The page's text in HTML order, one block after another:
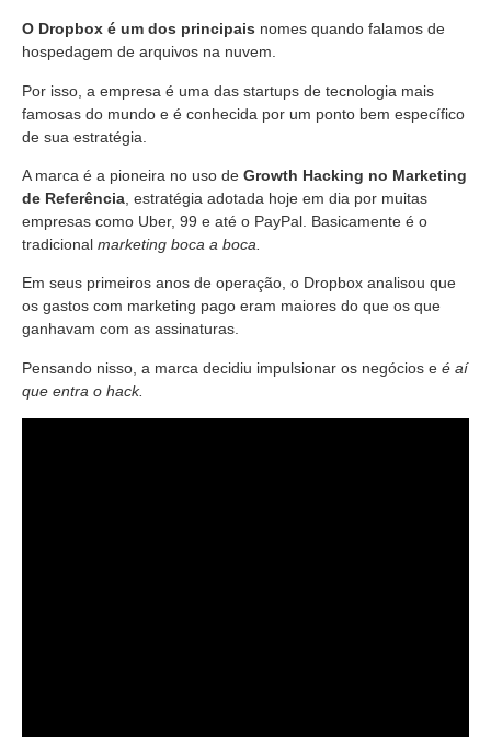
O Dropbox é um dos principais nomes quando falamos de
hospedagem de arquivos na nuvem.
Por isso, a empresa é uma das startups de tecnologia mais
famosas do mundo e é conhecida por um ponto bem específico
de sua estratégia.
A marca é a pioneira no uso de Growth Hacking no Marketing
de Referência , estratégia adotada hoje em dia por muitas
empresas como Uber, 99 e até o PayPal. Basicamente é o
tradicional marketing boca a boca.
Em seus primeiros anos de operação, o Dropbox analisou que
os gastos com marketing pago eram maiores do que os que
ganhavam com as assinaturas.
Pensando nisso, a marca decidiu impulsionar os negócios e é aí
que entra o hack.